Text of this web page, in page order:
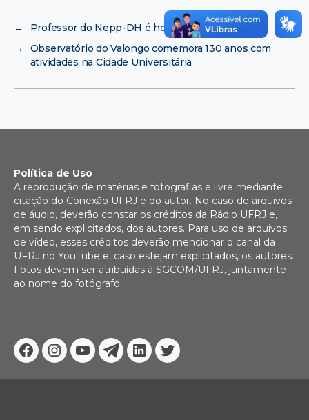
←
Professor do Nepp-DH é homenageado nas telas
→
Observatório do Valongo comemora 130 anos com
atividades na Cidade Universitária
Facebook
Instagram
YoutubeTelegram
Linkedin
Twitter
Política de Uso
A reprodução de matérias e fotografias é livre mediante
citação do Conexão UFRJ e do autor. No caso de arquivos
de áudio, deverão constar os créditos da Rádio UFRJ e,
em sendo explicitados, dos autores. Para uso de arquivos
de vídeo, esses créditos deverão mencionar o canal da
UFRJ no YouTube e, caso estejam explicitados, os autores.
Fotos devem ser atribuídas à SGCOM/UFRJ, juntamente
ao nome do fotógrafo.